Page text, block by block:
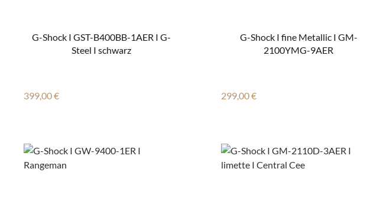
G-Shock I GST-B400BB-1AER I G-
Steel I schwarz
Regulärer Preis:
399,00 €
G-Shock I fine Metallic I GM-
2100YMG-9AER
Regulärer Preis:
299,00 €